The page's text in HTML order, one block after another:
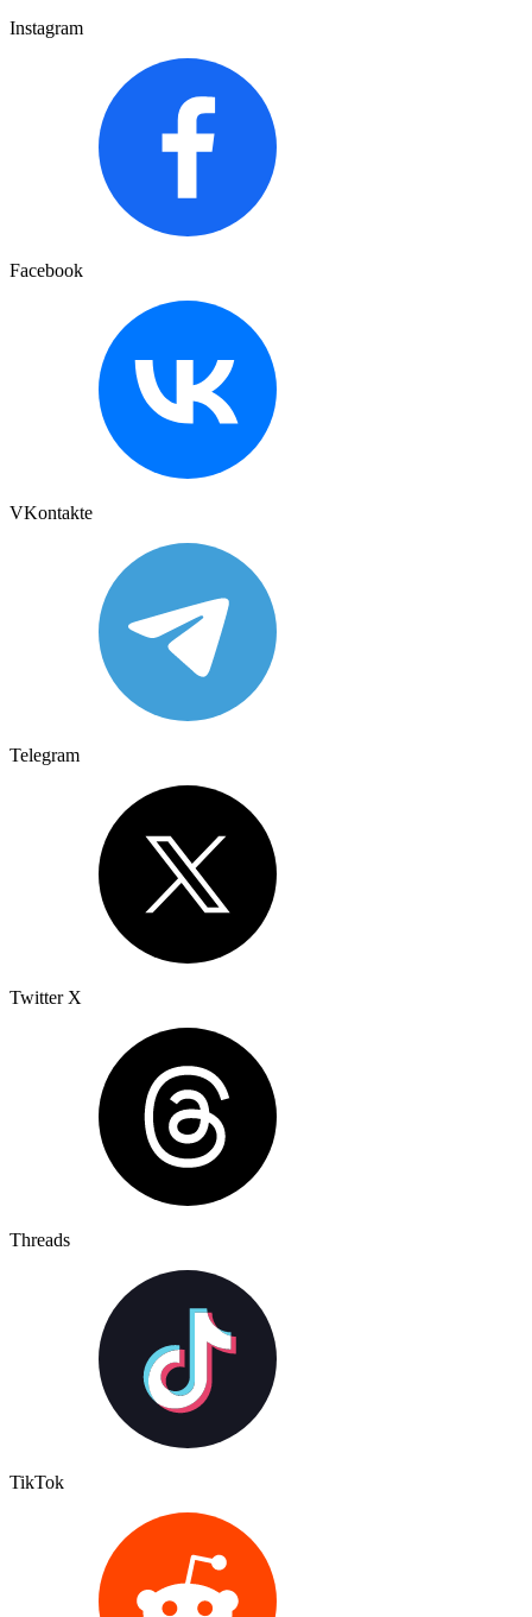
Instagram
Facebook
VKontakte
Telegram
Twitter X
Threads
TikTok